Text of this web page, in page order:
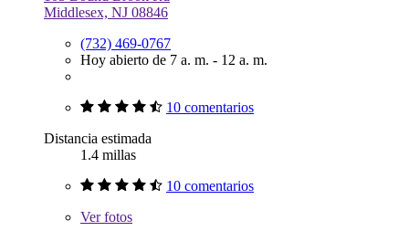
Middlesex, NJ 08846
(732) 469-0767
Hoy abierto de 7 a. m. - 12 a. m.
10 comentarios
Distancia estimada
1.4 millas
10 comentarios
Verfotos